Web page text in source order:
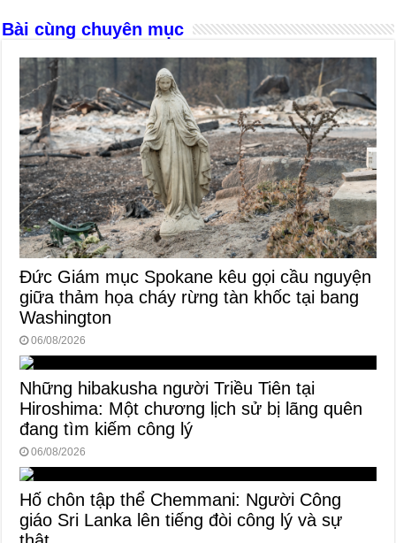
Bài cùng chuyên mục
Đức Giám mục Spokane kêu gọi cầu nguyện
giữa thảm họa cháy rừng tàn khốc tại bang
Washington
06/08/2026
Những hibakusha người Triều Tiên tại
Hiroshima: Một chương lịch sử bị lãng quên
đang tìm kiếm công lý
06/08/2026
Hố chôn tập thể Chemmani: Người Công
giáo Sri Lanka lên tiếng đòi công lý và sự